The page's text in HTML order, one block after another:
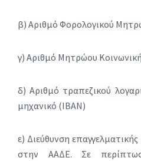
β) Αριθμό Φορολογικού
γ) Αριθμό Μητρώου
δ) Αριθμό τραπεζικού
μηχανικό (ΙΒΑΝ)
ε) Διεύθυνση
στην ΑΑΔΕ. Σε